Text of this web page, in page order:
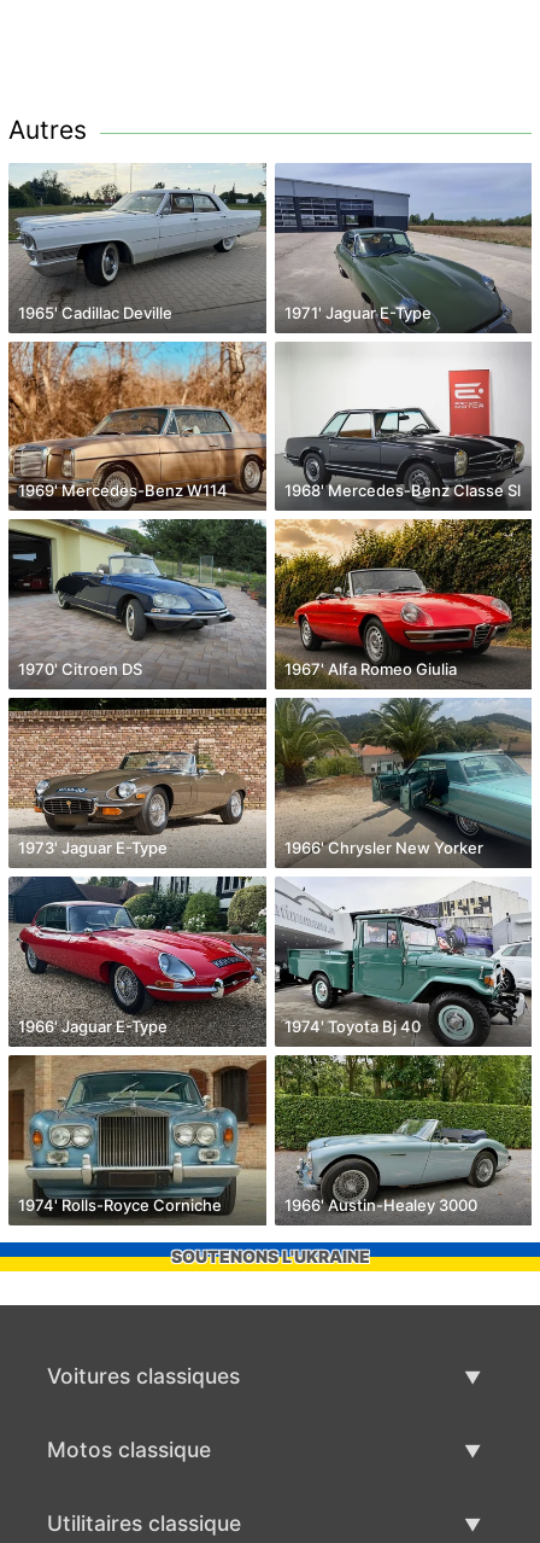
Autres
1965' Cadillac Deville 1971' Jaguar E-Type
1969' Mercedes-Benz W114 1968' Mercedes-Benz Classe Sl
1970' Citroen DS 1967' Alfa Romeo Giulia
1973' Jaguar E-Type 1966' Chrysler New Yorker
1966' Jaguar E-Type 1974' Toyota Bj 40
1974' Rolls-Royce Corniche 1966' Austin-Healey 3000
SOUTENONS L'UKRAINE
Voitures classiques
Motos classique
Utilitaires classique